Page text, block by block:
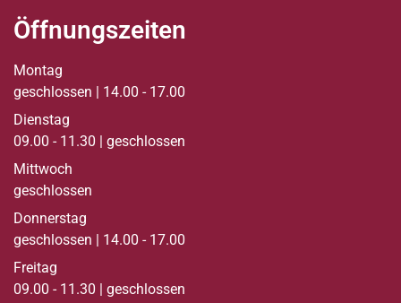
Öffnungszeiten
Montag
geschlossen | 14.00 - 17.00
Dienstag
09.00 - 11.30 | geschlossen
Mittwoch
geschlossen
Donnerstag
geschlossen | 14.00 - 17.00
Freitag
09.00 - 11.30 | geschlossen